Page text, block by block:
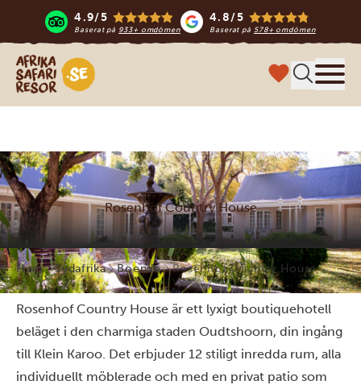
4.9/5
Baserat på 933+ omdömen
4.8/5
Baserat på 578+ omdömen
Safari-resor i Afrika
Rosenhof Country House
Hem Sydafrika Boende Rosenhof Country House
Rosenhof Country House är ett lyxigt boutiquehotell
beläget i den charmiga staden Oudtshoorn, din ingång
till Klein Karoo. Det erbjuder 12 stiligt inredda rum, alla
individuellt möblerade och med en privat patio som